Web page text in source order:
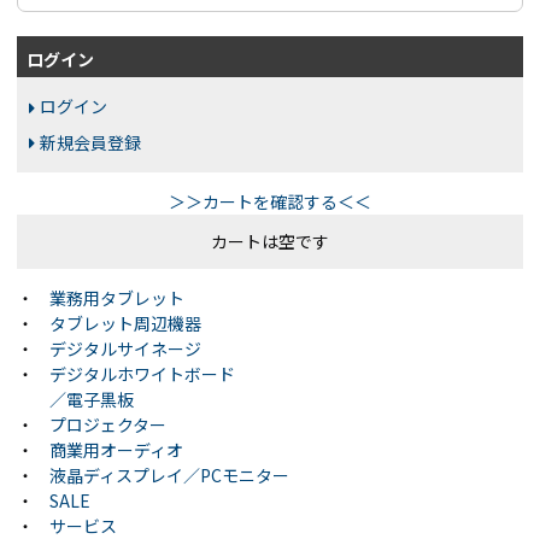
ログイン
ログイン
新規会員登録
＞＞カートを確認する＜＜
カートは空です
・
業務用タブレット
・
タブレット周辺機器
・
デジタルサイネージ
・
デジタルホワイトボード
／電子黒板
・
プロジェクター
・
商業用オーディオ
・
液晶ディスプレイ／PCモニター
・
SALE
・
サービス